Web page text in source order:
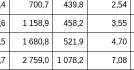
700,7 439,8 2,54
1 158,9 458,2 3,55
1 680,8 521,9 4,70
2 759,0 1 078,2 7,08